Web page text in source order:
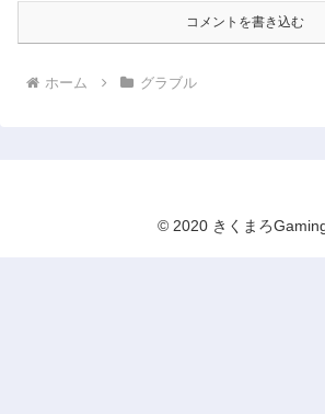
コメントを書き込む
ホーム グラブル
© 2020 きくまろ